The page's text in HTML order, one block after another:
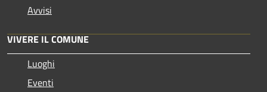
Avvisi
VIVERE IL COMUNE
Luoghi
Eventi